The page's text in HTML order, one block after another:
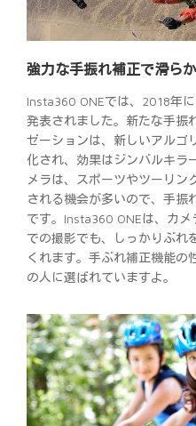
強力な手振れ補正で滑ら
Insta360 ONEでは、2018年
発表されました。新たな手振
ゼーションは、新しいアルゴ
化され、効果はジンバルキラ
メラは、スポーツやツーリン
される機会が多いので、手振
です。Insta360 ONEは、カ
での撮影でも、しっかりぶれ
くれます。手ぶれ補正機能の
の人に選ばれていますよ。